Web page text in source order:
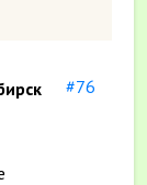
#76